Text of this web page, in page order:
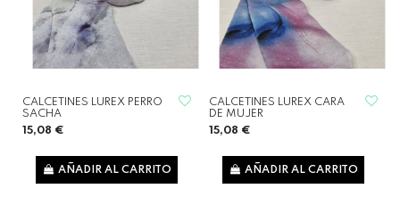
CALCETINES LUREX PERRO
SACHA
15,08 €
AÑADIR AL CARRITO
CALCETINES LUREX CARA
DE MUJER
15,08 €
AÑADIR AL CARRITO